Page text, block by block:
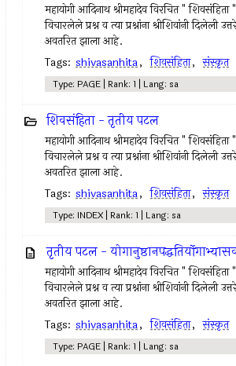
महायोगी आदिनाथ श्रीमहादेव विरचित " शिवसंहिता "
विचारलेले प्रश्न व त्या प्रश्नांना श्रीशिवांनी दिलेली
अवतरित झाला आहे.
Tags: shivasanhita, शिवसंहिता, संस्कृत
Type: PAGE | Rank: 1 | Lang: sa
शिवसंहिता - तृतीय पटल
महायोगी आदिनाथ श्रीमहादेव विरचित " शिवसंहिता "
विचारलेले प्रश्न व त्या प्रश्नांना श्रीशिवांनी दिलेली
अवतरित झाला आहे.
Tags: shivasanhita, शिवसंहिता, संस्कृत
Type: INDEX | Rank: 1 | Lang: sa
तृतीय पटल -
महायोगी आदिनाथ श्रीमहादेव विरचित " शिवसंहिता "
विचारलेले प्रश्न व त्या प्रश्नांना श्रीशिवांनी दिलेली
अवतरित झाला आहे.
Tags: shivasanhita, शिवसंहिता, संस्कृत
Type: PAGE | Rank: 1 | Lang: sa